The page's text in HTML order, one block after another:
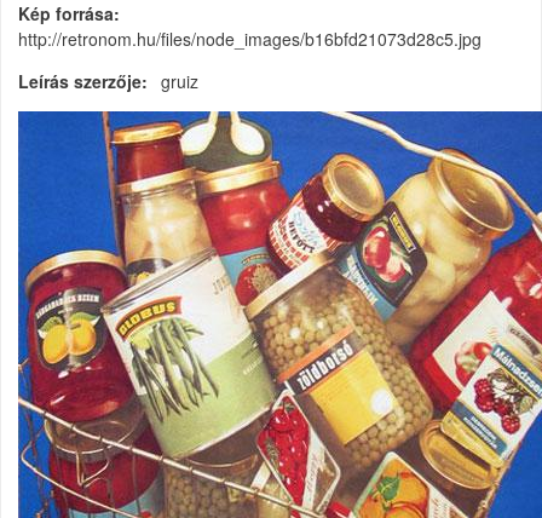
Kép forrása
http://retronom.hu/files/node_images/b16bfd21073d28c5.jpg
Leírás szerzője
gruiz